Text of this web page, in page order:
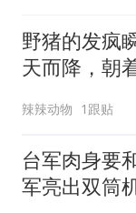
野猪的发疯
天而降，朝
辣辣动物 1跟贴
台军肉身要
军亮出双筒